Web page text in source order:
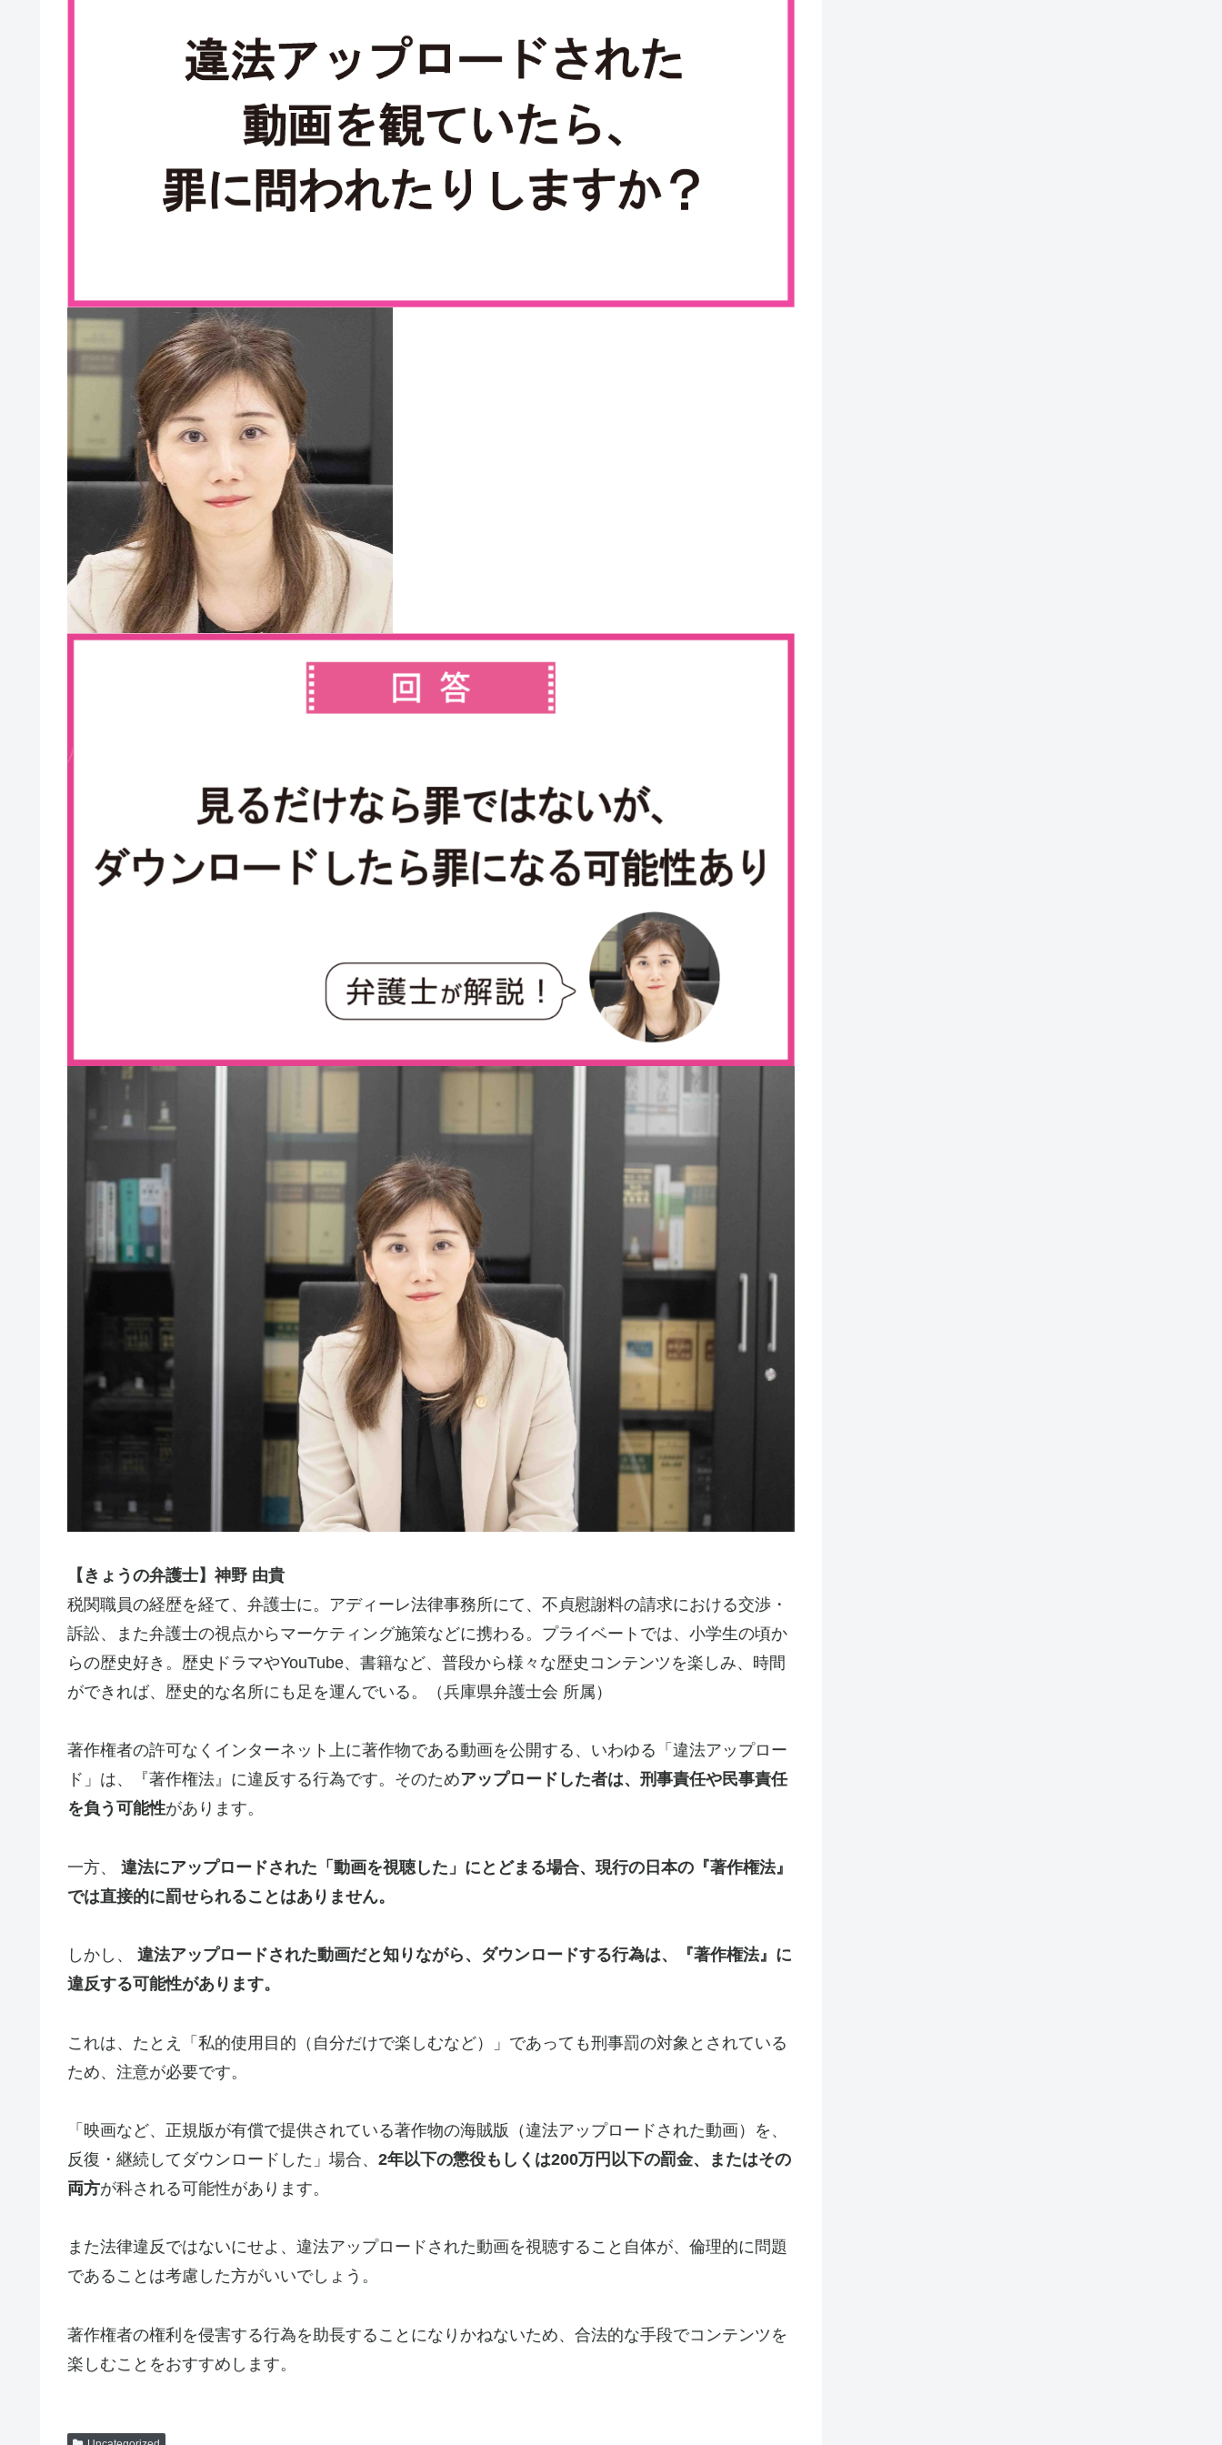
【きょうの弁護士】神野 由貴
税関職員の経歴を経て、弁護士に。アディーレ法律事務所にて、不貞慰謝料の請求における交渉・
訴訟、また弁護士の視点からマーケティング施策などに携わる。プライベートでは、小学生の頃か
らの歴史好き。歴史ドラマやYouTube、書籍など、普段から様々な歴史コンテンツを楽しみ、時間
ができれば、歴史的な名所にも足を運んでいる。（兵庫県弁護士会 所属）
著作権者の許可なくインターネット上に著作物である動画を公開する、いわゆる「違法アップロー
ド」は、『著作権法』に違反する行為です。そのためアップロードした者は、刑事責任や民事責任
を負う可能性があります。
一方、 違法にアップロードされた「動画を視聴した」にとどまる場合、現行の日本の『著作権法』
では直接的に罰せられることはありません。
しかし、 違法アップロードされた動画だと知りながら、ダウンロードする行為は、『著作権法』に
違反する可能性があります。
これは、たとえ「私的使用目的（自分だけで楽しむなど）」であっても刑事罰の対象とされている
ため、注意が必要です。
「映画など、正規版が有償で提供されている著作物の海賊版（違法アップロードされた動画）を、
反復・継続してダウンロードした」場合、 2年以下の懲役もしくは200万円以下の罰金、またはその
両方が科される可能性があります。
また法律違反ではないにせよ、違法アップロードされた動画を視聴すること自体が、倫理的に問題
であることは考慮した方がいいでしょう。
著作権者の権利を侵害する行為を助長することになりかねないため、合法的な手段でコンテンツを
楽しむことをおすすめします。